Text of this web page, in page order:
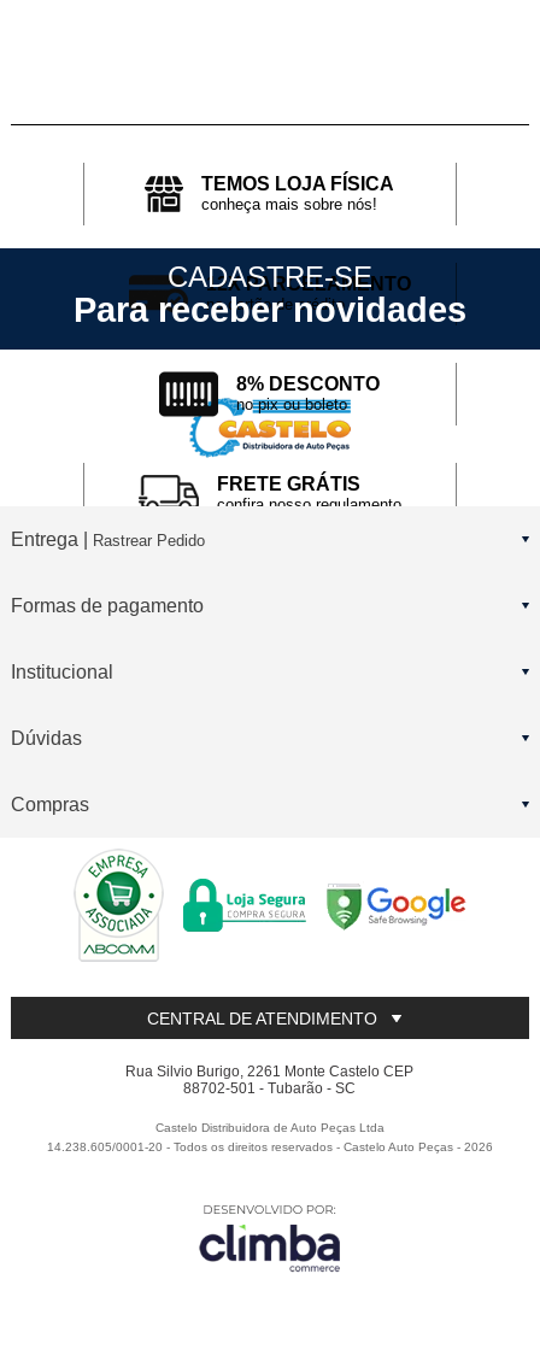
TEMOS LOJA FÍSICA
conheça mais sobre nós!
12X PARCELAMENTO
no cartão de crédito
8% DESCONTO
no pix ou boleto
FRETE GRÁTIS
confira nosso regulamento
CADASTRE-SE
Para receber novidades
Entrega | Rastrear Pedido
Formas de pagamento
Institucional
Dúvidas
Compras
CENTRAL DE ATENDIMENTO
Rua Silvio Burigo, 2261 Monte Castelo CEP
88702-501 - Tubarão - SC
Castelo Distribuidora de Auto Peças Ltda
14.238.605/0001-20 - Todos os direitos reservados -Castelo Auto Peças -2026